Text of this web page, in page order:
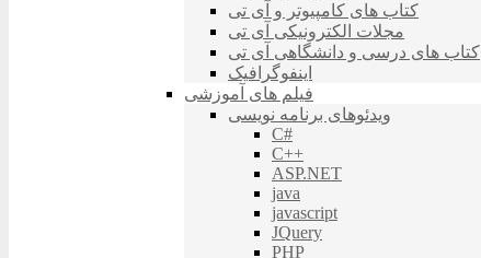
کتاب های کامپیوتر و آی تی
مجلات الکترونیکی آی تی
کتاب های درسی و دانشگاهی آی تی
اینفوگرافیک
فیلم های آموزشی
ویدئوهای برنامه نویسی
C#
C++
ASP.NET
java
javascript
JQuery
PHP